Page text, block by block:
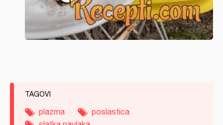
TAGOVI
plazma
poslastica